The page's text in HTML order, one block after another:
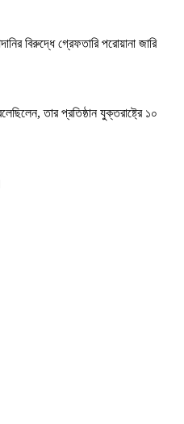
বিরুদ্ধে গ্রেফতারি পরোয়ানা জারি
তার প্রতিষ্ঠান যুক্তরাষ্ট্রে ১০